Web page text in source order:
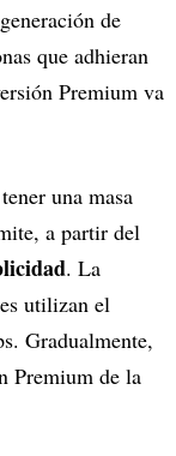
de
que adhieran
Premium va
una masa
a partir del
. La
utilizan el
Gradualmente,
Premium de la